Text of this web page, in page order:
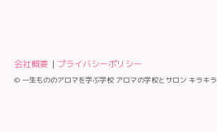
会社概要 プライバシーポリシー
© 一生もののアロマを学ぶ学校 アロマの学校とサロン キラキラ